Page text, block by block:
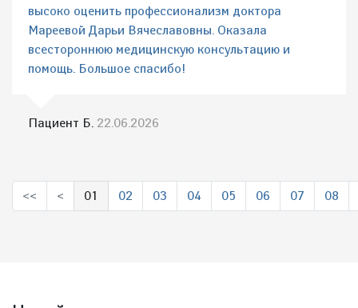
высоко оценить профессионализм доктора
Мареевой Дарьи Вячеславовны. Оказала
всестороннюю медицинскую консультацию и
помощь. Большое спасибо!
Пациент Б. 22.06.2026
<< <
01
02 03 04 05 06 07 08